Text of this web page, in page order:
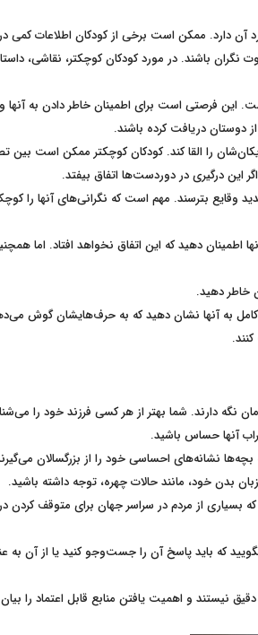
دارد. ممکن است برخی از کودکان اطلاعات کمی
باشند. در مورد کودکان کوچکتر، نقاشی،
این فرصتی است برای اطمینان خاطر دادن به آنها و
دوستان دریافت کرده باشند.
را القا کند. کودکان کوچکتر ممکن است بین
درگیری در دوردست‌ها اتفاق بیفتد.
وقایع بترسند. مهم است که نگرانی‌های آنها را
اطمینان دهید که این اتفاق نخواهد افتاد. اما
خاطر دهید.
کامل به آنها نشان دهید که به حرف‌هایشان گوش
نگه دارند. شما بهتر از هر کسی فرزند خود را
آنها حساس باشید.
نشانه‌های احساسی خود را از بزرگسالان
بدن خود، مانند حالات چهره، توجه داشته باشید.
که بسیاری از مردم در سراسر جهان برای متوقف کردن
که باید پاسخ آن را جست‌وجو کنید یا از آن به
نیستند و اهمیت یافتن منابع قابل اعتماد را بیان